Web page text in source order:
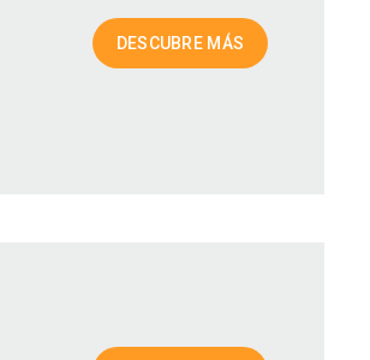
DESCUBRE MÁS